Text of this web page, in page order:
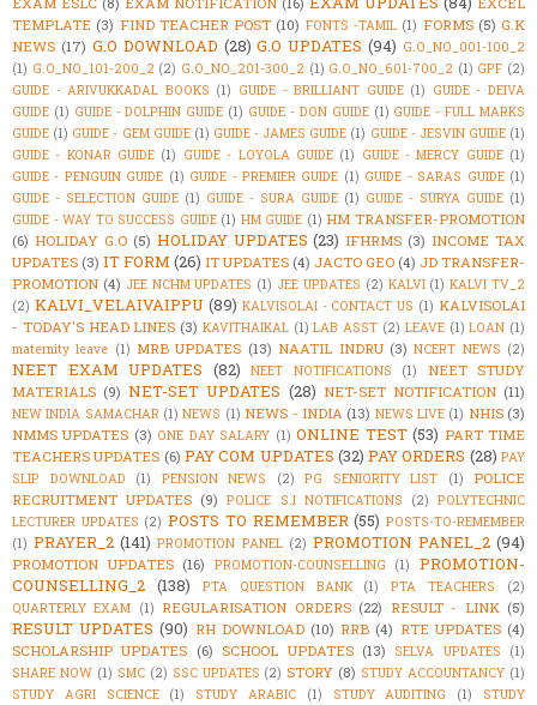
TEMPLATE (3) FIND TEACHER POST (10) FONTS -TAMIL (1) FORMS (5) G.K
NEWS (17) G.O DOWNLOAD (28) G.O UPDATES (94) G.O_NO_001-100_2
(1) G.O_NO_101-200_2 (2) G.O_NO_201-300_2 (1) G.O_NO_601-700_2 (1) GPF (2)
GUIDE - ARIVUKKADAL BOOKS (1) GUIDE - BRILLIANT GUIDE (1) GUIDE - DEIVA
GUIDE (1) GUIDE - DOLPHIN GUIDE (1) GUIDE - DON GUIDE (1) GUIDE - FULL MARKS
GUIDE (1) GUIDE - GEM GUIDE (1) GUIDE - JAMES GUIDE (1) GUIDE - JESVIN GUIDE (1)
GUIDE - KONAR GUIDE (1) GUIDE - LOYOLA GUIDE (1) GUIDE - MERCY GUIDE (1)
GUIDE - PENGUIN GUIDE (1) GUIDE - PREMIER GUIDE (1) GUIDE - SARAS GUIDE (1)
GUIDE - SELECTION GUIDE (1) GUIDE - SURA GUIDE (1) GUIDE - SURYA GUIDE (1)
GUIDE - WAY TO SUCCESS GUIDE (1) HM GUIDE (1) HM TRANSFER-PROMOTION
(6) HOLIDAY G.O (5) HOLIDAY UPDATES (23) IFHRMS (3) INCOME TAX
UPDATES (3) IT FORM (26) IT UPDATES (4) JACTO GEO (4) JD TRANSFER-
PROMOTION (4) JEE NCHM UPDATES (1) JEE UPDATES (2) KALVI (1) KALVI TV_2
(2) KALVI_VELAIVAIPPU (89) KALVISOLAI - CONTACT US (1) KALVISOLAI
- TODAY'S HEAD LINES (3) KAVITHAIKAL (1) LAB ASST (2) LEAVE (1) LOAN (1)
maternity leave (1) MRB UPDATES (13) NAATIL INDRU (3) NCERT NEWS (2)
NEET EXAM UPDATES (82) NEET NOTIFICATIONS (1)
NEET STUDY
MATERIALS (9) NET-SET UPDATES (28) NET-SET NOTIFICATION (11)
NEW INDIA SAMACHAR (1) NEWS (1) NEWS - INDIA (13) NEWS LIVE (1) NHIS (3)
NMMS UPDATES (3) ONE DAY SALARY (1) ONLINE TEST (53) PART TIME
TEACHERS UPDATES (6) PAY COM UPDATES (32) PAY ORDERS (28) PAY
SLIP DOWNLOAD
(1) PENSION NEWS (2) PG SENIORITY LIST (1)
POLICE
RECRUITMENT UPDATES (9) POLICE S.I NOTIFICATIONS (2) POLYTECHNIC
LECTURER UPDATES (2) POSTS TO REMEMBER (55) POSTS-TO-REMEMBER
(1) PRAYER_2 (141) PROMOTION PANEL (2) PROMOTION PANEL_2 (94)
PROMOTION UPDATES (16) PROMOTION-COUNSELLING (1)
PROMOTION-
COUNSELLING_2 (138) PTA QUESTION BANK (1) PTA TEACHERS
(2)
QUARTERLY EXAM (1) REGULARISATION ORDERS (22) RESULT - LINK (5)
RESULT UPDATES (90) RH DOWNLOAD (10) RRB (4) RTE UPDATES (4)
SCHOLARSHIP UPDATES (6) SCHOOL UPDATES (13) SELVA UPDATES
(1)
SHARE NOW (1) SMC (2) SSC UPDATES (2) STORY (8) STUDY ACCOUNTANCY (1)
STUDY AGRI SCIENCE
(1) STUDY ARABIC (1) STUDY AUDITING (1)
STUDY